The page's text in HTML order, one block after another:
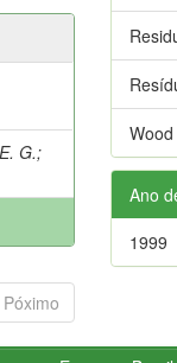
G.;
Póximo
Wood
Ano
1999